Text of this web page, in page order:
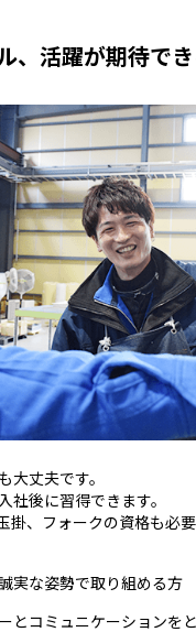
、活躍が期待で
大丈夫です。
社後に習得できます。
掛、フォークの資格も必
実な姿勢で取り組める方
とコミュニケーションを